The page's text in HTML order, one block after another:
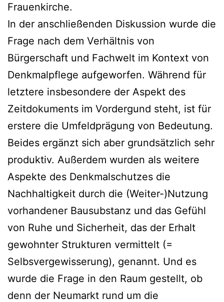
Frauenkirche.
In der anschließenden Diskussion wurde die
Frage nach dem Verhältnis von
Bürgerschaft und Fachwelt im Kontext von
Denkmalpflege aufgeworfen. Während für
letztere insbesondere der Aspekt des
Zeitdokuments im Vordergund steht, ist für
erstere die Umfeldprägung von Bedeutung.
Beides ergänzt sich aber grundsätzlich sehr
produktiv. Außerdem wurden als weitere
Aspekte des Denkmalschutzes die
Nachhaltigkeit durch die (Weiter-)Nutzung
vorhandener Bausubstanz und das Gefühl
von Ruhe und Sicherheit, das der Erhalt
gewohnter Strukturen vermittelt (=
Selbsvergewisserung), genannt. Und es
wurde die Frage in den Raum gestellt, ob
denn der Neumarkt rund um die